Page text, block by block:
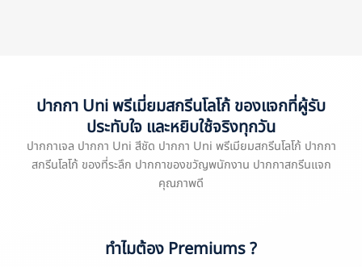
ปากกา Uni พรีเมี่ยมสกรีนโลโก้ ของแจกที่ผู้รับ
ประทับใจ และหยิบใช้จริงทุกวัน
ปากกาเจล ปากกา Uni สีชัด ปากกา Uni พรีเมียมสกรีนโลโก้ ปากกา
สกรีนโลโก้ ของที่ระลึก ปากกาของขวัญพนักงาน ปากกาสกรีนแจก
คุณภาพดี
ทำไมต้อง Premiums ?